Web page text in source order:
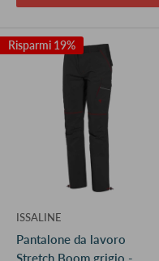
Risparmi 19%
ISSALINE
Pantalone da lavoro
Stretch Boom grigio -